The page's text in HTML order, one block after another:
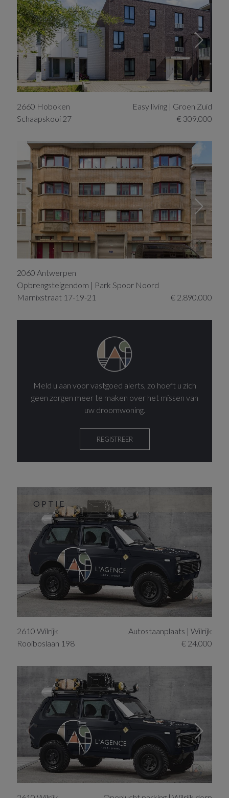
2660 Hoboken
Schaapskooi 27
Easy living | Groen Zuid
€ 309.000
2060 Antwerpen
Marnixstraat 17-19-21
Opbrengsteigendom | Park Spoor Noord
€ 2.890.000
Meld u aan voor vastgoed alerts, zo hoeft u zich
geen zorgen meer te maken over het missen van
uw droomwoning.
REGISTREER
OPTIE
2610 Wilrijk
Rooiboslaan 198
Autostaanplaats | Wilrijk
€ 24.000